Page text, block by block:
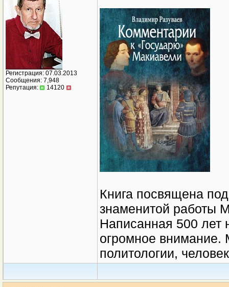
Регистрация: 07.03.2013
Сообщения: 7,948
Репутация:
14120
Книга посвящена
знаменитой работы
Написанная 500 лет
огромное внимание.
политологии,